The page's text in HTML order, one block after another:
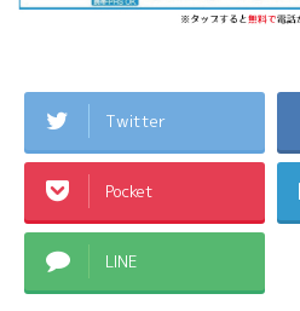
Twitter
Pocket
LINE